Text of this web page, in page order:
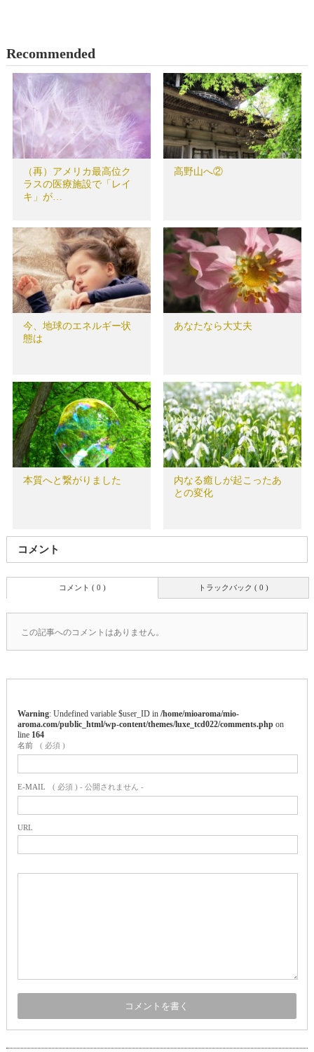
Recommended
（再）アメリカ最高位ク
ラスの医療施設で「レイ
キ」が…
高野山へ②
今、地球のエネルギー状
態は
あなたなら大丈夫
本質へと繋がりました
内なる癒しが起こったあ
との変化
コメント
トラックバック ( 0 )
コメント ( 0 )
この記事へのコメントはありません。
Warning : Undefined variable $user_ID in /home/mioaroma/mio-
aroma.com/public_html/wp-content/themes/luxe_tcd022/comments.phpon
line 164
名前 ( 必須 )
E-MAIL ( 必須 ) - 公開されません -
URL